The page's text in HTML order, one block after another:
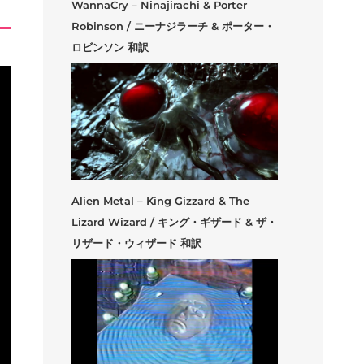
WannaCry – Ninajirachi & Porter
Robinson / ニーナジラーチ & ポーター・
ロビンソン 和訳
Alien Metal – King Gizzard & The
Lizard Wizard / キング・ギザード & ザ・
リザード・ウィザード 和訳